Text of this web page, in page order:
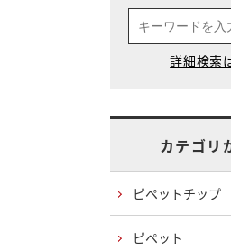
カテゴリ
ピペットチップ
ピペット